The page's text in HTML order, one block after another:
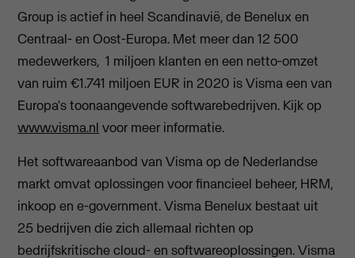
Group is actief in heel Scandinavië, de Benelux en
Centraal- en Oost-Europa. Met meer dan 12 500
medewerkers, 1 miljoen klanten en een netto-omzet
van ruim €1.741 miljoen EUR in 2020 is Visma een van
Europa's toonaangevende softwarebedrijven. Kijk op
www.visma.nl voor meer informatie.
Het softwareaanbod van Visma op de Nederlandse
markt omvat oplossingen voor financieel beheer, HRM,
inkoop en e-government. Visma Benelux bestaat uit
25 bedrijven die zich allemaal richten op
bedrijfskritische cloud- en softwareoplossingen. Visma